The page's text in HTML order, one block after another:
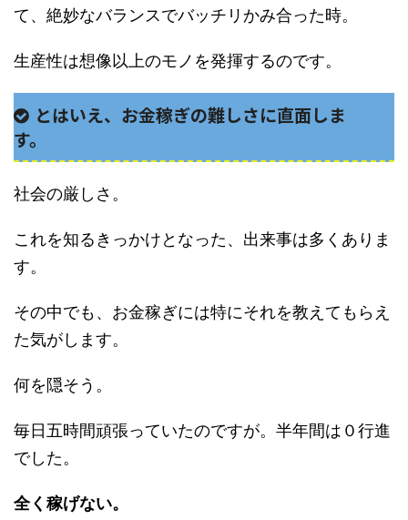
て、絶妙なバランスでバッチリかみ合った時。
生産性は想像以上のモノを発揮するのです。
とはいえ、お金稼ぎの難しさに直面しま
す。
社会の厳しさ。
これを知るきっかけとなった、出来事は多くありま
す。
その中でも、お金稼ぎには特にそれを教えてもらえ
た気がします。
何を隠そう。
毎日五時間頑張っていたのですが。半年間は０行進
でした。
全く稼げない。